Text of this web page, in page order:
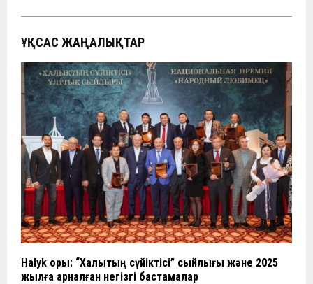
ҰҚСАС ЖАҢАЛЫҚТАР
Halyk қоры: “Халықтың сүйіктісі” сыйлығы және 2025
жылға арналған негізгі бастамалар